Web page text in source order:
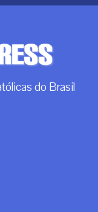
do Brasil